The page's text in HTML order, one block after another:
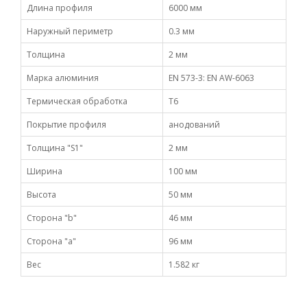
Длина профиля
6000 мм
Наружный периметр
0.3 мм
Толщина
2 мм
Марка алюминия
EN 573-3: EN AW-6063
Термическая обработка
Т6
Покрытие профиля
анодований
Толщина "S1"
2 мм
Ширина
100 мм
Высота
50 мм
Сторона "b"
46 мм
Сторона "а"
96 мм
Вес
1.582 кг